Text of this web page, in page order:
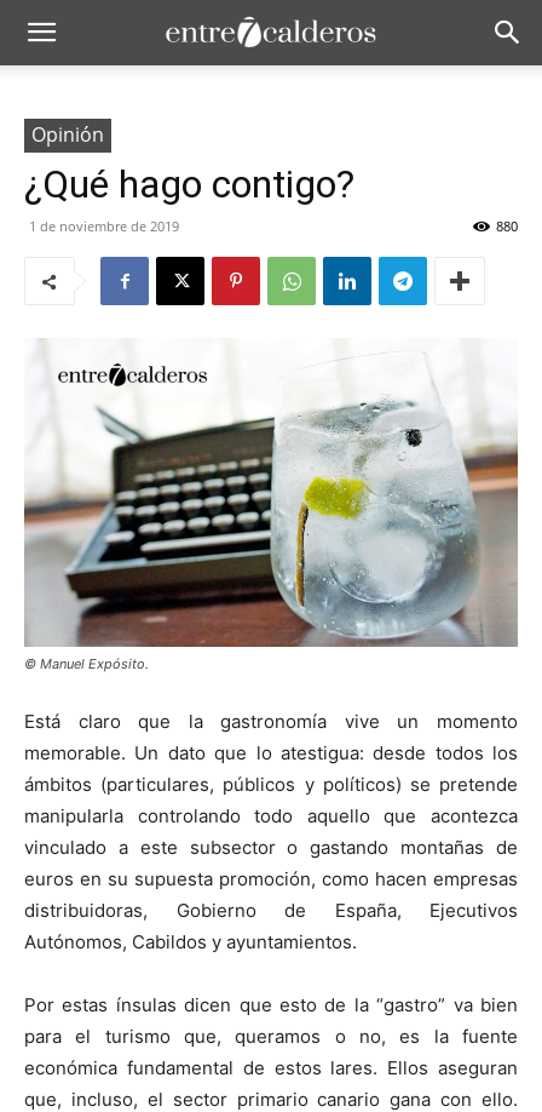
Opinión
¿Qué hago contigo?
1 de noviembre de 2019 880
© Manuel Expósito.
Está claro que la gastronomía vive un momento
memorable. Un dato que lo atestigua: desde todos los
ámbitos (particulares, públicos y políticos) se pretende
manipularla controlando todo aquello que acontezca
vinculado a este subsector o gastando montañas de
euros en su supuesta promoción, como hacen empresas
distribuidoras, Gobierno de España, Ejecutivos
Autónomos, Cabildos y ayuntamientos.
Por estas ínsulas dicen que esto de la “gastro” va bien
para el turismo que, queramos o no, es la fuente
económica fundamental de estos lares. Ellos aseguran
que, incluso, el sector primario canario gana con ello.